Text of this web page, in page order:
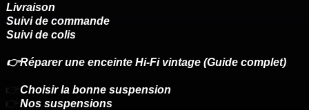
Livraison
Suivi de commande
Suivi de colis
👉Réparer une enceinte Hi-Fi vintage (Guide complet)
👉 Choisir la bonne suspension
👉 Nos suspensions